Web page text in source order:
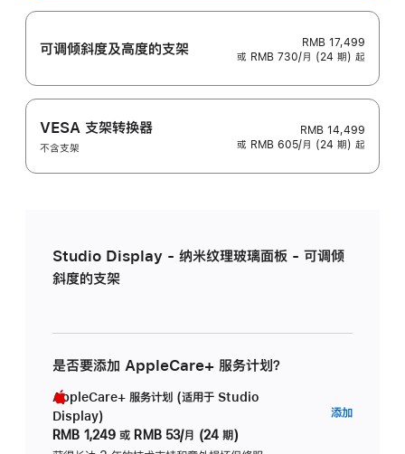
可调倾斜度及高‍度的支‍架
RMB 17,499
或 RMB 730/月 (24 期) 起
VESA 支架转换器
不含支架
RMB 14,499
或 RMB 605/月 (24 期) 起
Studio Display - 纳米纹理玻璃面板 - 可调倾
斜度的支架
是否要添加 AppleCare+ 服务计划？
AppleCare+ 服务计划 (适用于 Studio
Display)
RMB 1,249 或 RMB 53/月 (24 期)
添加